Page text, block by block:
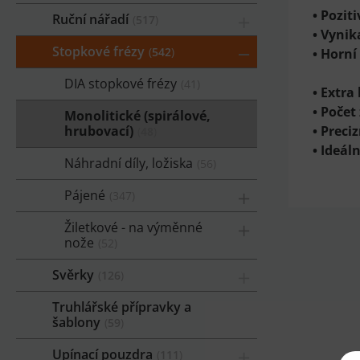
Ruční nářadí
Stopkové frézy 542
DIA stopkové frézy
Monolitické (spirálové,
hrubovací)
Náhradní díly, ložiska
Pájené
Žiletkové - na výměnné
nože
Svěrky
Truhlářské přípravky a
šablony
Upínací pouzdra
•
•
•
•
•
•
•